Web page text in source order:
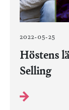
2022-05-25
Höstens
Selling